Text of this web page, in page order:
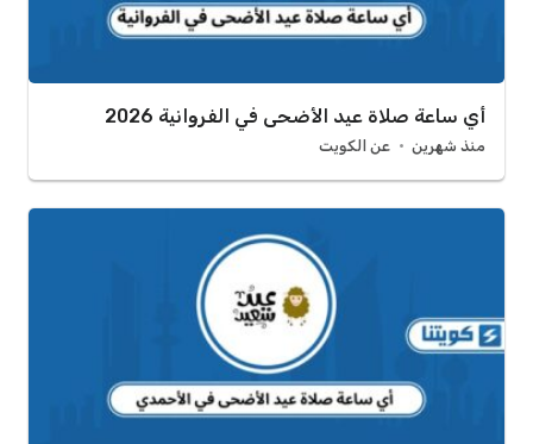
أي ساعة صلاة عيد الأضحى في الفروانية 2026
منذ شهرين عن الكويت